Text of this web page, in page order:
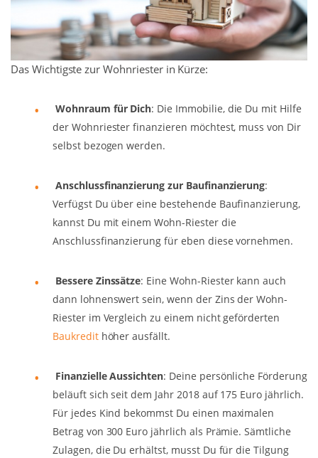
Das Wichtigste zur Wohnriester in Kürze:
Wohnraum für Dich: Die Immobilie, die Du mit Hilfe
der Wohnriester finanzieren möchtest, muss von Dir
selbst bezogen werden.
Anschlussfinanzierung zur Baufinanzierung:
Verfügst Du über eine bestehende Baufinanzierung,
kannst Du mit einem Wohn-Riester die
Anschlussfinanzierung für eben diese vornehmen.
Bessere Zinssätze: Eine Wohn-Riester kann auch
dann lohnenswert sein, wenn der Zins der Wohn-
Riester im Vergleich zu einem nicht geförderten
Baukredithöher ausfällt.
Finanzielle Aussichten: Deine persönliche Förderung
beläuft sich seit dem Jahr 2018 auf 175 Euro jährlich.
Für jedes Kind bekommst Du einen maximalen
Betrag von 300 Euro jährlich als Prämie. Sämtliche
Zulagen, die Du erhältst, musst Du für die Tilgung